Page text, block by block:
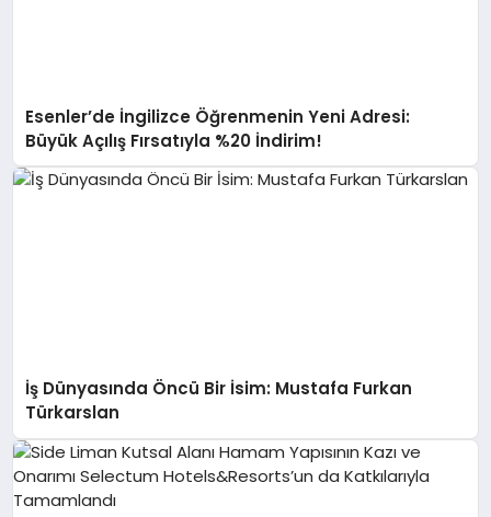
Esenler’de İngilizce Öğrenmenin Yeni Adresi:
Büyük Açılış Fırsatıyla %20 İndirim!
İş Dünyasında Öncü Bir İsim: Mustafa Furkan
Türkarslan